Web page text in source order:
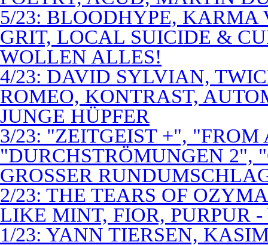
5/23: BLOODHYPE, KARMA
GRIT, LOCAL SUICIDE &
WOLLEN ALLES!
4/23: DAVID SYLVIAN,
ROMEO, KONTRAST,
JUNGE HÜPFER
3/23: "ZEITGEIST +", "FROM
"DURCHSTRÖMUNGEN 2",
GROSSER
2/23: THE TEARS OF
LIKE MINT, FIOR, PURPUR
1/23: YANN TIERSEN,